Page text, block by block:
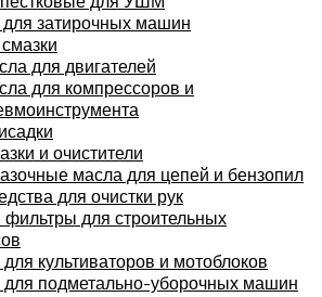
затирочных машин
для двигателей
для компрессоров и
и очистители
масла для цепей и бензопил
для очистки рук
для строительных
культиваторов и мотоблоков
для подметально-уборочных машин